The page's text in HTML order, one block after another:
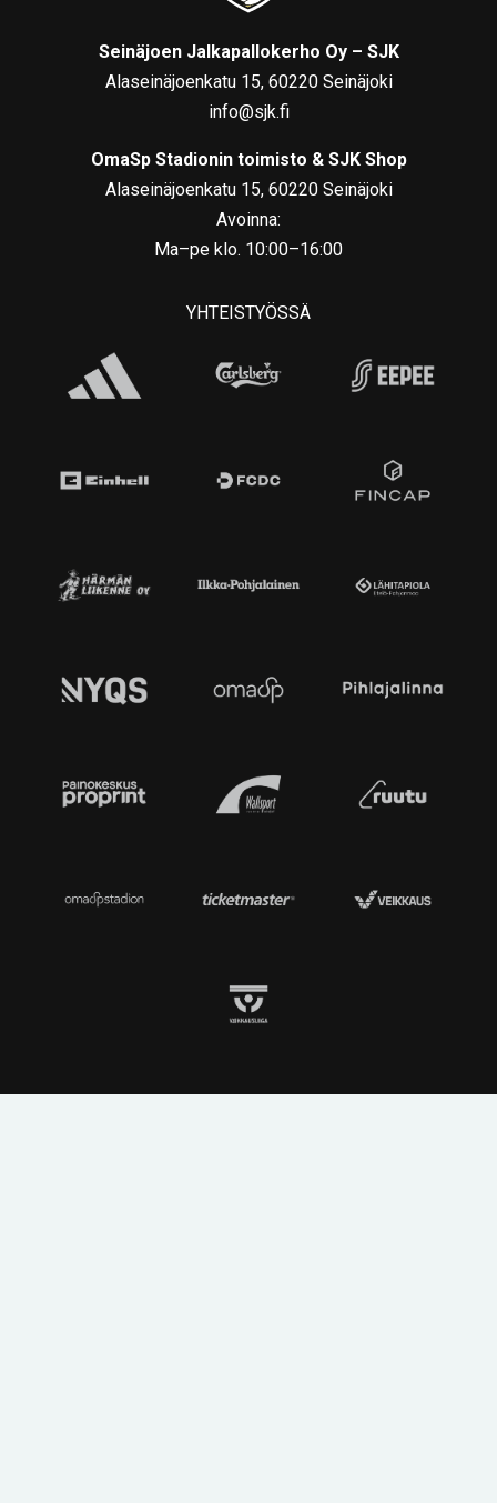
Seinäjoen Jalkapallokerho Oy – SJK
Alaseinäjoenkatu 15, 60220 Seinäjoki
info@sjk.fi
OmaSp Stadionin toimisto & SJK Shop
Alaseinäjoenkatu 15, 60220 Seinäjoki
Avoinna:
Ma–pe klo. 10:00–16:00
YHTEISTYÖSSÄ